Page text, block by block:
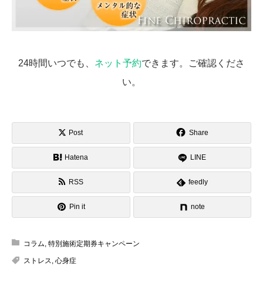
24時間いつでも、 ネット予約できます。ご確認くださ
い。
Post Share
Hatena LINE
RSS feedly
Pin it note
コラム, 特別施術定期券キャンペーン
ストレス, 心身症